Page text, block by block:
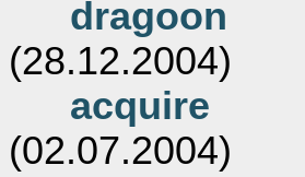
dragoon
(28.12.2004)
acquire
(02.07.2004)